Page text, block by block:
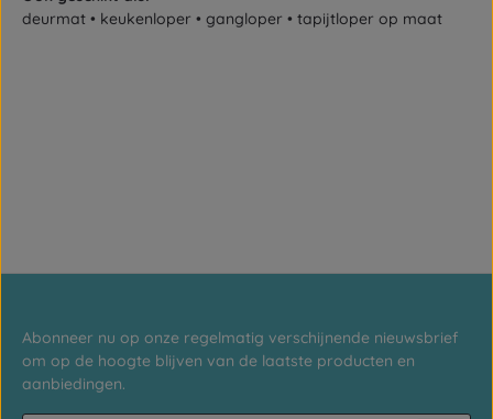
deurmat • keukenloper • gangloper • tapijtloper op maat
Abonneer nu op onze regelmatig verschijnende nieuwsbrief
om op de hoogte blijven van de laatste producten en
aanbiedingen.